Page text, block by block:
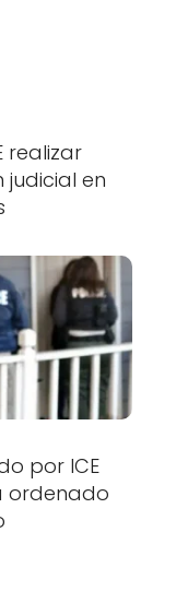
realizar
judicial en
por ICE
ordenado